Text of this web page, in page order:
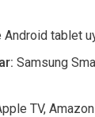
Android tablet
Samsung
TV,